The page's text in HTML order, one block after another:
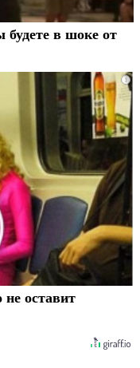
будете в шоке от
i
не оставит